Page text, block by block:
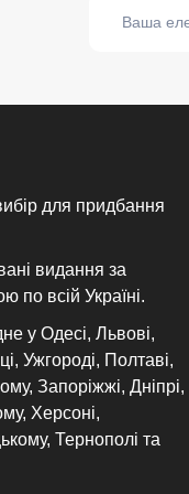
для придбання
видання за
по всій Україні.
у Одесі, Львові,
Ужгороді, Полтаві,
Запоріжжі, Дніпрі,
Херсоні,
Тернополі та